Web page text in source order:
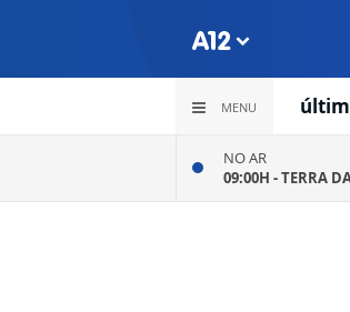
MENU
NO AR
09:00H -TERRA